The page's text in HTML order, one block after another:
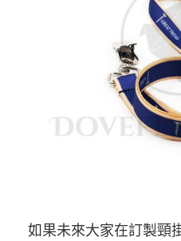
如果未來大家在訂製頸